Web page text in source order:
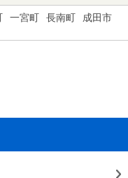
一宮町 長南町 成田市